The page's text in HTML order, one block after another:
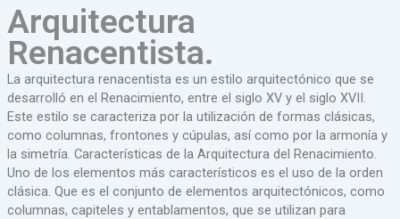
Arquitectura
Renacentista.
La arquitectura renacentista es un estilo arquitectónico que se
desarrolló en el Renacimiento, entre el siglo XV y el siglo XVII.
Este estilo se caracteriza por la utilización de formas clásicas,
como columnas, frontones y cúpulas, así como por la armonía y
la simetría. Características de la Arquitectura del Renacimiento.
Uno de los elementos más característicos es el uso de la orden
clásica. Que es el conjunto de elementos arquitectónicos, como
columnas, capiteles y entablamentos, que se utilizan para